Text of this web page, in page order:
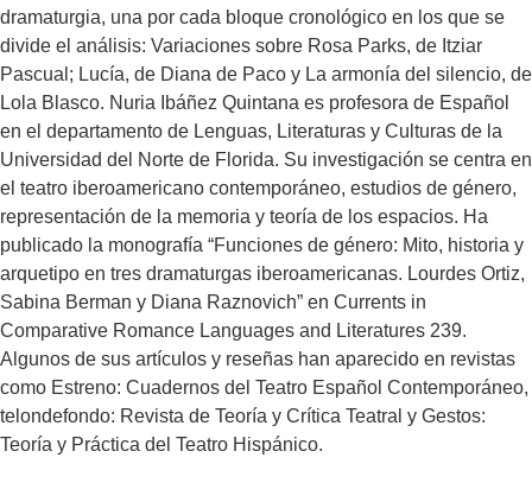
dramaturgia, una por cada bloque cronológico en los que se
divide el análisis: Variaciones sobre Rosa Parks, de Itziar
Pascual; Lucía, de Diana de Paco y La armonía del silencio, de
Lola Blasco. Nuria Ibáñez Quintana es profesora de Español
en el departamento de Lenguas, Literaturas y Culturas de la
Universidad del Norte de Florida. Su investigación se centra en
el teatro iberoamericano contemporáneo, estudios de género,
representación de la memoria y teoría de los espacios. Ha
publicado la monografía “Funciones de género: Mito, historia y
arquetipo en tres dramaturgas iberoamericanas. Lourdes Ortiz,
Sabina Berman y Diana Raznovich” en Currents in
Comparative Romance Languages and Literatures 239.
Algunos de sus artículos y reseñas han aparecido en revistas
como Estreno: Cuadernos del Teatro Español Contemporáneo,
telondefondo: Revista de Teoría y Crítica Teatral y Gestos:
Teoría y Práctica del Teatro Hispánico.